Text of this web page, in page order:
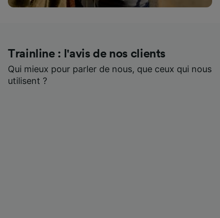
Trainline : l'avis de nos clients
Qui mieux pour parler de nous, que ceux qui nous
utilisent ?